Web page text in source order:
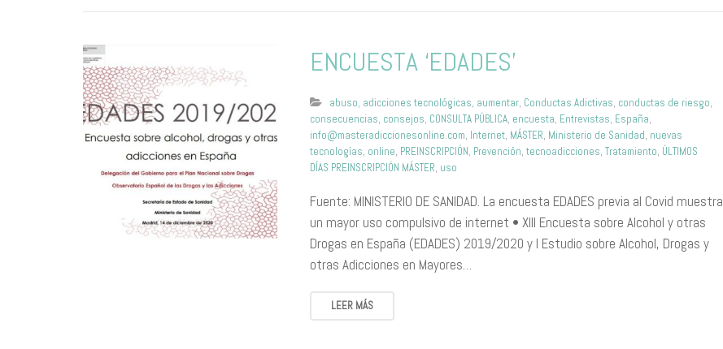
ENCUESTA ‘EDADES’
abuso, adicciones tecnológicas, aumentar, Conductas Adictivas, conductas de riesgo,
consecuencias, consejos, CONSULTA PÚBLICA, encuesta, Entrevistas, España,
info@masteradiccionesonline.com, Internet, MÁSTER, Ministerio de Sanidad, nuevas
tecnologías, online, PREINSCRIPCIÓN, Prevención,tecnoadicciones,Tratamiento, ÚLTIMOS
DÍAS PREINSCRIPCIÓN MÁSTER, uso
Fuente: MINISTERIO DE SANIDAD. La encuesta EDADES previa al Covid muestra
un mayor uso compulsivo de internet • XIII Encuesta sobre Alcohol y otras
Drogas en España (EDADES) 2019/2020 y I Estudio sobre Alcohol, Drogas y
otras Adicciones en Mayores…
LEER MÁS